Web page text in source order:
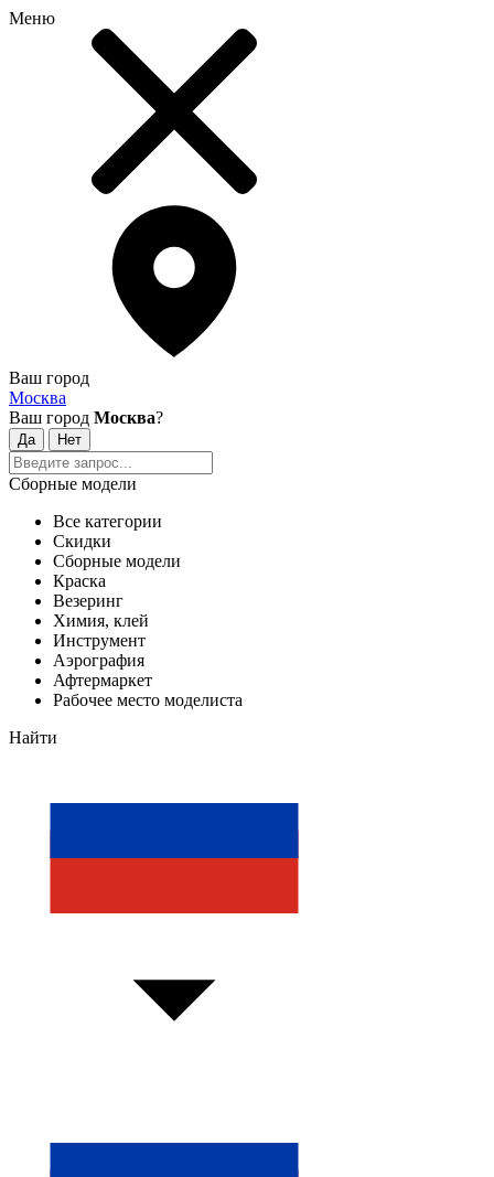
Меню
Ваш город
Москва
Ваш город Москва?
Сборные модели
Все категории
Скидки
Сборные модели
Краска
Везеринг
Химия, клей
Инструмент
Аэрография
Афтермаркет
Рабочее место моделиста
Найти